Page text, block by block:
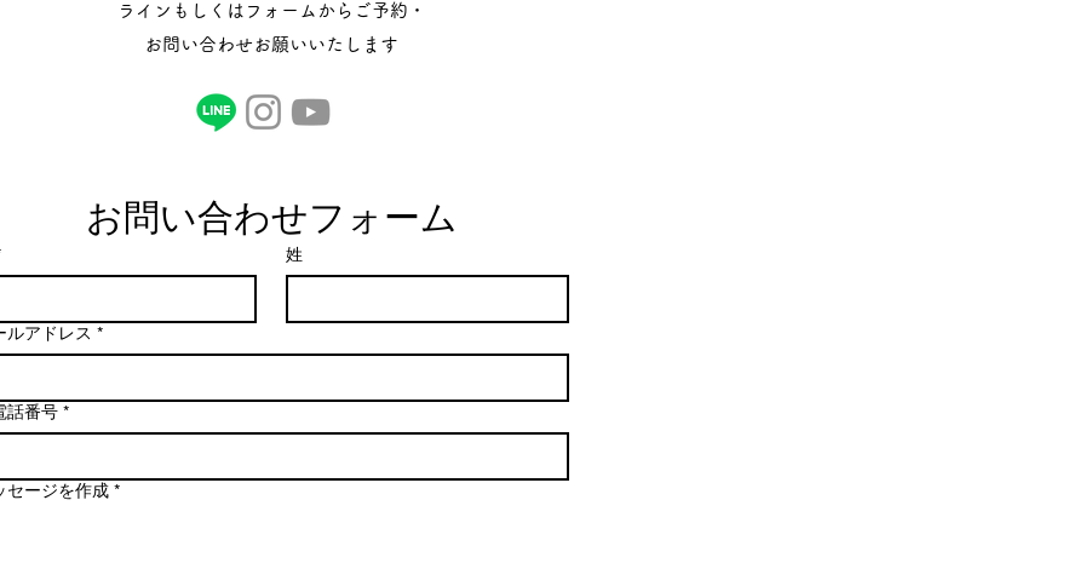
​ラインもしくはフォームからご予約・
お問い合わせお願いいたします
お問い合わせフォーム
姓
ルアドレス *
話番号 *
セージを作成 *